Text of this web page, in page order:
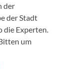
der
der Stadt
die Experten.
um